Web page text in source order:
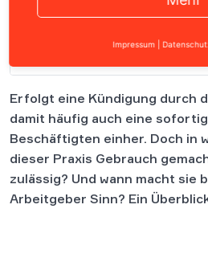
Erfolgt eine Kündigung durch
damit häufig auch eine
Beschäftigten einher. Doch in
dieser Praxis Gebrauch
zulässig? Und wann macht sie
Arbeitgeber Sinn? Ein
Impressum